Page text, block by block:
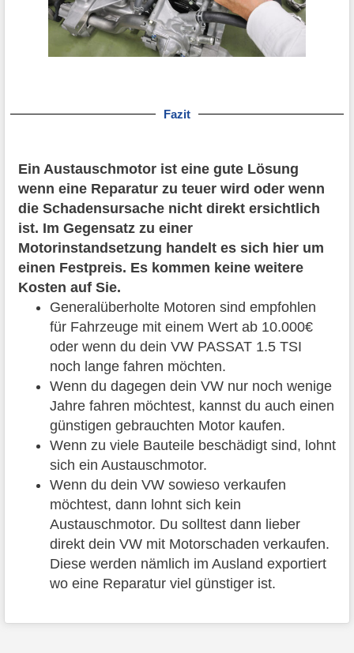
Fazit
Ein Austauschmotor ist eine gute Lösung
wenn eine Reparatur zu teuer wird oder wenn
die Schadensursache nicht direkt ersichtlich
ist. Im Gegensatz zu einer
Motorinstandsetzung handelt es sich hier um
einen Festpreis. Es kommen keine weitere
Kosten auf Sie.
Generalüberholte Motoren sind empfohlen
für Fahrzeuge mit einem Wert ab 10.000€
oder wenn du dein VW PASSAT 1.5 TSI
noch lange fahren möchten.
Wenn du dagegen dein VW nur noch wenige
Jahre fahren möchtest, kannst du auch einen
günstigen gebrauchten Motor kaufen.
Wenn zu viele Bauteile beschädigt sind, lohnt
sich ein Austauschmotor.
Wenn du dein VW sowieso verkaufen
möchtest, dann lohnt sich kein
Austauschmotor. Du solltest dann lieber
direkt dein VW mit Motorschaden verkaufen.
Diese werden nämlich im Ausland exportiert
wo eine Reparatur viel günstiger ist.